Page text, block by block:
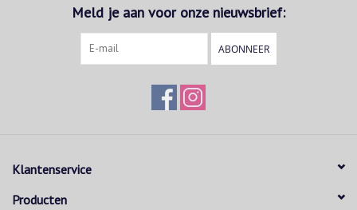
Meld je aan voor onze nieuwsbrief:
ABONNEER
Klantenservice
Producten